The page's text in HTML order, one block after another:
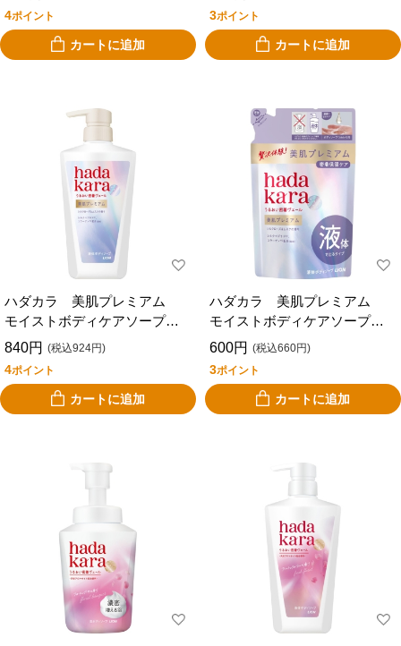
4ポイント
カートに追加
3ポイント
カートに追加
ハダカラ 美肌プレミアム
モイストボディケアソープ
液体タイプ 本体 ５００ｍ
840円 (税込924円)
4ポイント
カートに追加
ハダカラ 美肌プレミアム
モイストボディケアソープ
液体タイプ 詰替 ３６０ｍ
600円 (税込660円)
3ポイント
カートに追加